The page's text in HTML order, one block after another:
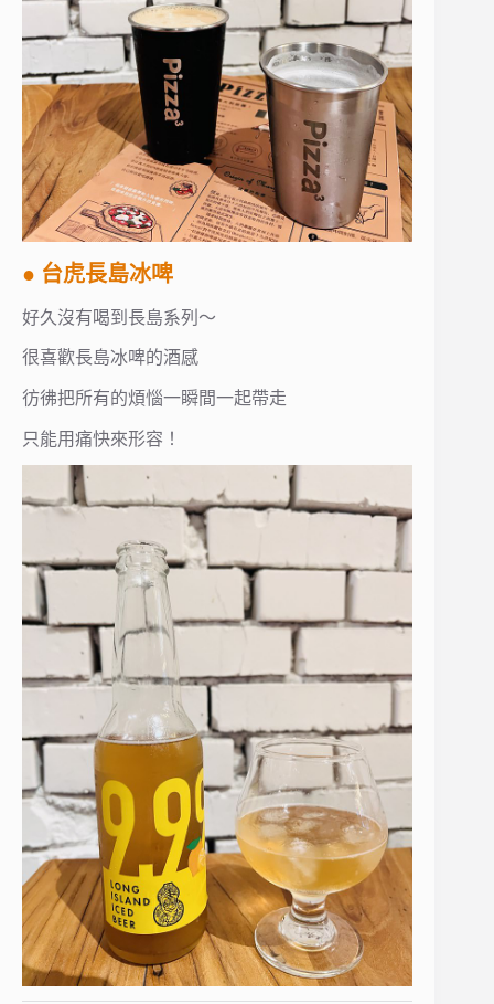
● 台虎長島冰啤
好久沒有喝到長島系列～
很喜歡長島冰啤的酒感
彷彿把所有的煩惱一瞬間一起帶走
只能用痛快來形容！